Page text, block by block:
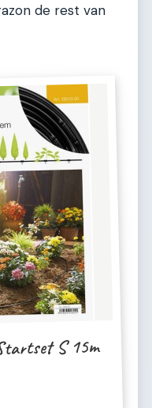
de rest van
S 15m